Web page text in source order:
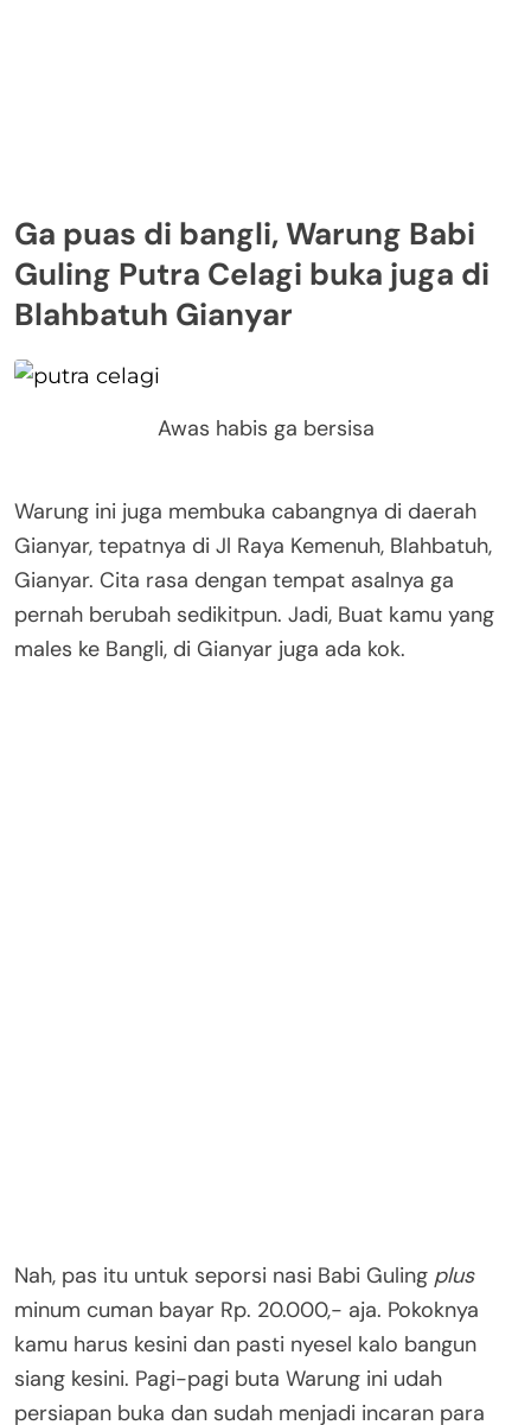
Ga puas di bangli, Warung Babi
Guling Putra Celagi buka juga di
Blahbatuh Gianyar
Awas habis ga bersisa
Warung ini juga membuka cabangnya di daerah
Gianyar, tepatnya di Jl Raya Kemenuh, Blahbatuh,
Gianyar. Cita rasa dengan tempat asalnya ga
pernah berubah sedikitpun. Jadi, Buat kamu yang
males ke Bangli, di Gianyar juga ada kok.
Nah, pas itu untuk seporsi nasi Babi Guling plus
minum cuman bayar Rp. 20.000,- aja. Pokoknya
kamu harus kesini dan pasti nyesel kalo bangun
siang kesini. Pagi-pagi buta Warung ini udah
persiapan buka dan sudah menjadi incaran para